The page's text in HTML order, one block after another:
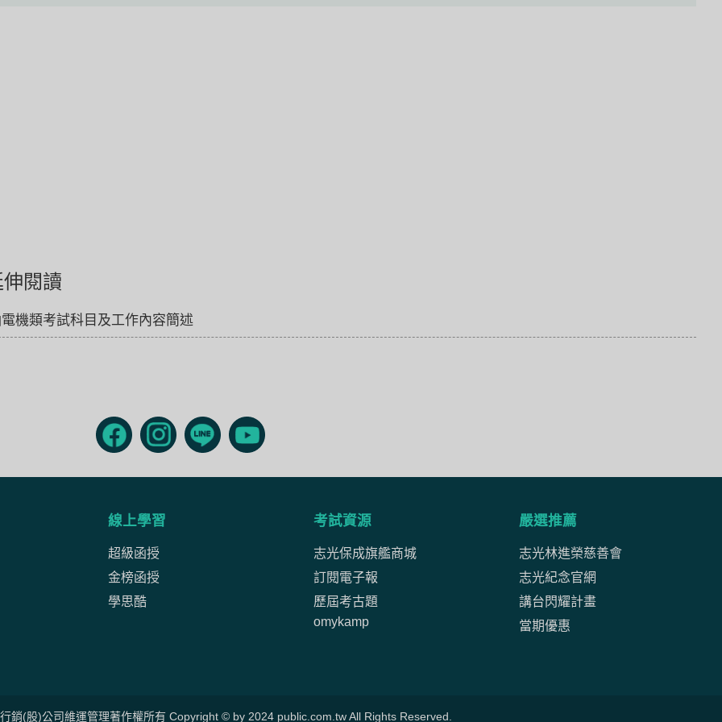
伸閱讀
機類考試科目及工作內容簡述
線上學習
超級函授
金榜函授
學思酷
考試資源
志光保成旗艦商城
訂閱電子報
歷屆考古題
omykamp
嚴選推薦
志光林進榮慈善會
志光紀念官網
講台閃耀計畫
當期優惠
銷(股)公司維運管理著作權所有 Copyright © by 2024 public.com.tw All Rights Reserved.